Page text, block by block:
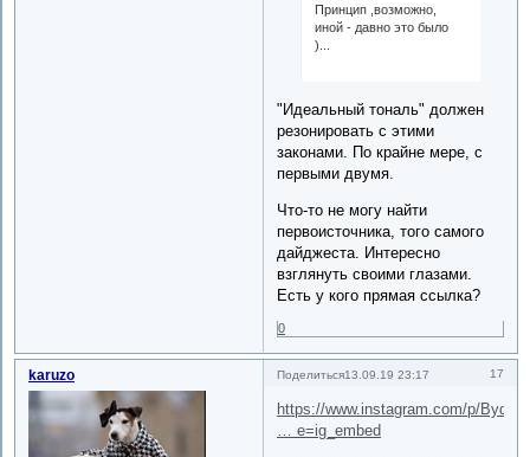
Принцип ,возможно,
иной - давно это было
)...
"Идеальный тональ" должен
резонировать с этими
законами. По крайне мере, с
первыми двумя.
Что-то не могу найти
первоисточника, того самого
дайджеста. Интересно
взглянуть своими глазами.
Есть у кого прямая ссылка?
0
Поделиться 17
13.09.19 23:17
karuzo
https://www.instagram.com/p/
… e=ig_embed